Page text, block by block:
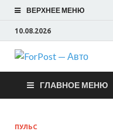
ВЕРХНЕЕ МЕНЮ
10.08.2026
ГЛАВНОЕ МЕНЮ
ПУЛЬС